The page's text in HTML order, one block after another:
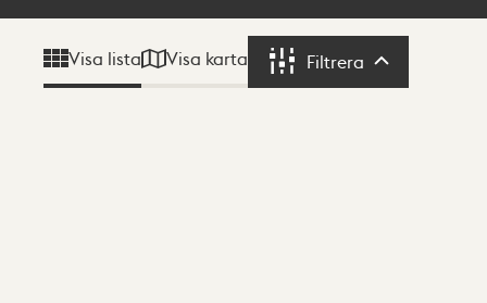
Visa lista Visa karta Filtrera Filtrera